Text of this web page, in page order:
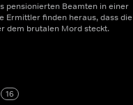
pensionierten Beamten in einer
Ermittler finden heraus, dass die
dem brutalen Mord steckt.
16